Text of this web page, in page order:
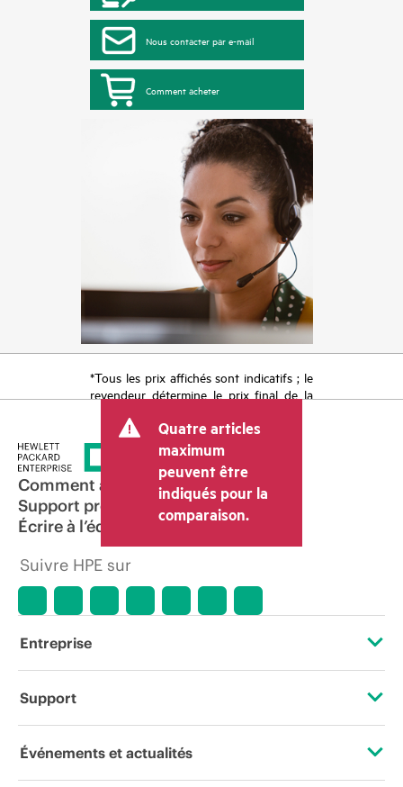
Nous contacter par e-mail
Comment acheter
*Tous les prix affichés sont indicatifs ; le
revendeur détermine le prix final de la
tels que la TVA ou les taxes sur la vente
et les frais d’expédition. Le prix de la
transaction déterminé par le revendeur
peut varier par rapport à d’autres
revendeurs et au prix indicatif affiché.
Les prix indicatifs peuvent inclure des
offres promotionnelles limitées dans le
temps. HPE se réserve le droit d’ajuster
les prix à tout moment pour diverses
l’arrêt d’un produit, la disponibilité
période de promotion et des erreurs
dans les publicités.
Quatre articles
maximum
peuvent être
indiqués pour la
comparaison.
Comment acheter
Support produit
Écrire à l’équipe commerciale
Suivre HPE sur
Entreprise
À propos de HPE
Support
Services d’assistance opérationnelle (OSS)
Événements et actualités